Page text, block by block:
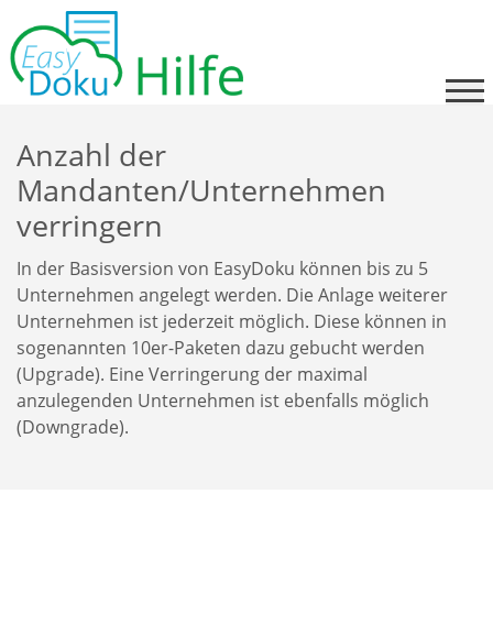
to
content
Anzahl der
Mandanten/Unternehmen
verringern
In der Basisversion von EasyDoku können bis zu 5
Unternehmen angelegt werden. Die Anlage weiterer
Unternehmen ist jederzeit möglich. Diese können in
sogenannten 10er-Paketen dazu gebucht werden
(Upgrade). Eine Verringerung der maximal
anzulegenden Unternehmen ist ebenfalls möglich
(Downgrade).